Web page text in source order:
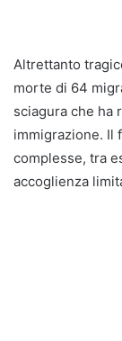
Altrettanto
morte di 64
sciagura che ha
immigrazione. Il
complesse, tra
accoglienza